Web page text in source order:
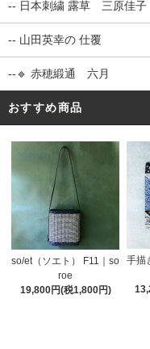
-- 日本刺繍 露草 三原佳子
-- 山田英幸の 仕覆
--🔹 赤穂緞通 六月
おすすめ商品
so/et（ソエト） F11｜so
roe
19,800円(税1,800円)
手描